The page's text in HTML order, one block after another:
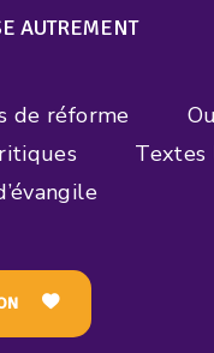
AUTREMENT
de réforme
Textes